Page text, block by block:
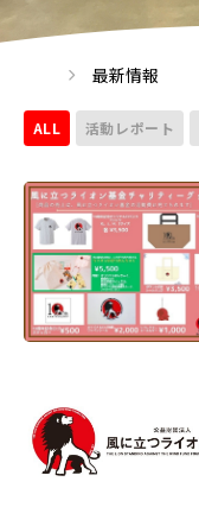
最新情報
ALL 活動レポート